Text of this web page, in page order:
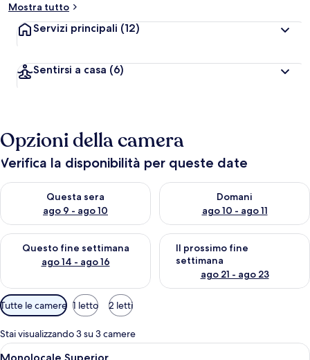
Mostra tutto
Servizi principali (12)
Sentirsi a casa (6)
Opzioni della camera
Verifica la disponibilità per queste date
Questa sera
ago 9 - ago 10
Verifica la disponibilità per questa sera, ago 9 - ago 10
Domani
ago 10 - ago 11
Verifica la disponibilità per
Questo fine settimana
ago 14 - ago 16
Verifica la disponibilità per questo fine settimana, ago 14 -
Il prossimo fine
settimana
ago 21 - ago 23
Verifica la disponibilità per il
Filtri
disponibili
per
le
Tutte le camere 1 letto 2 letti
Stai visualizzando 3 su 3 camere
Apri
Una cucina moderna con
7